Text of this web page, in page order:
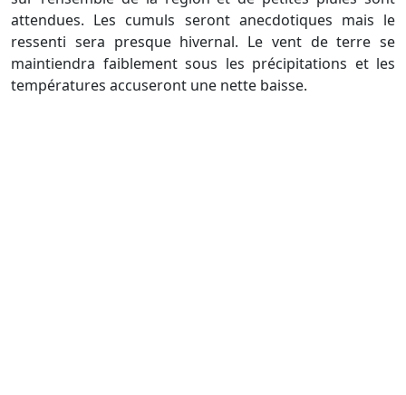
attendues. Les cumuls seront anecdotiques mais le
ressenti sera presque hivernal. Le vent de terre se
maintiendra faiblement sous les précipitations et les
températures accuseront une nette baisse.